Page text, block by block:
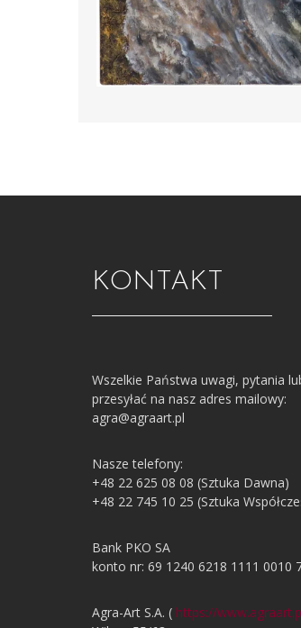
KONTAKT
Wszelkie Państwa uwagi, pytania
przesyłać na nasz adres mailowy:
agra@agraart.pl
Nasze telefony:
+48 22 625 08 08 (Sztuka Dawna)
+48 22 745 10 25 (Sztuka
Bank PKO SA
konto nr: 69 1240 6218 1111 0010
Agra-Art S.A. ( https://